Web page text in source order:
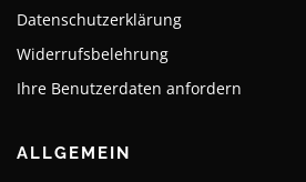
Datenschutzerklärung
Widerrufsbelehrung
Ihre Benutzerdaten anfordern
ALLGEMEIN